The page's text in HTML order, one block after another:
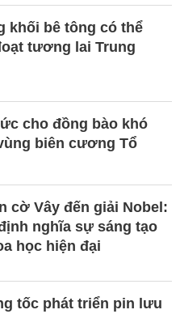
khối bê tông có thể
tương lai Trung
cho đồng bào khó
biên cương Tổ
cờ Vây đến giải Nobel:
nghĩa sự sáng tạo
học hiện đại
tốc phát triển pin lưu